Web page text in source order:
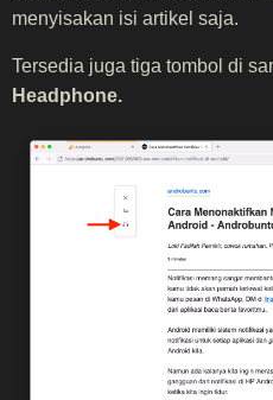
menyisakan isi artikel saja.
Tersedia juga tiga tombol di
Headphone.